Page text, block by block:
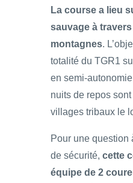
La course a lieu
sauvage à
montagnes.
totalité du TGR1
en semi-
nuits de repos
villages tribaux le
Pour une question
de sécurité, cette
équipe de 2